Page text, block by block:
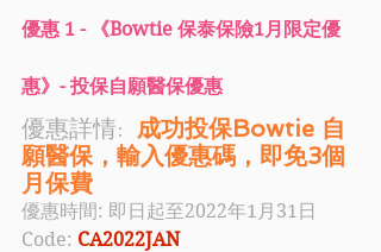
優惠 1 - 《Bowtie 保泰保險1月限定優
惠》- 投保自願醫保優惠
優惠詳情: 成功投保Bowtie 自
願醫保，輸入優惠碼，即免3個
月保費
優惠時間: 即日起至2022年1月31日
Code: CA2022JAN